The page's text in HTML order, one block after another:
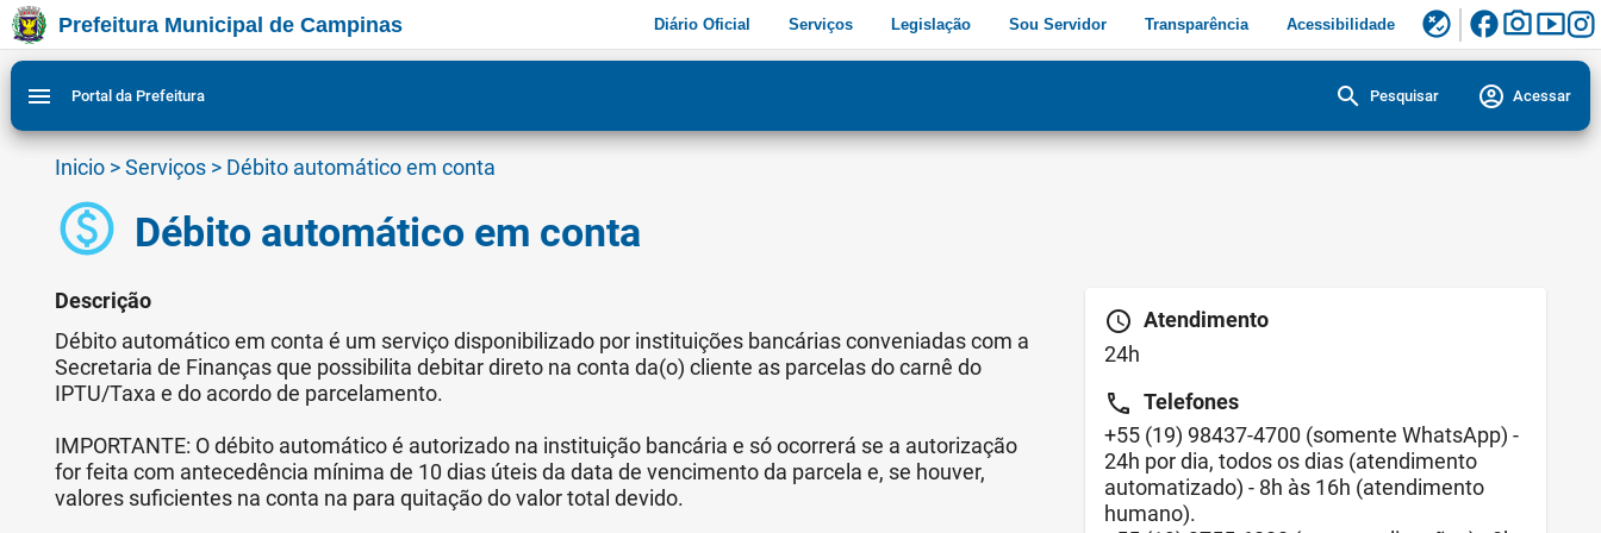
Ir para conteudo 1
Ir para menu do site da Prefeitura de Campinas
Ligar/Desligar contraste visual de tela para acessibilidade
Prefeitura Municipal de Campinas Diário Oficial Serviços Legislação Sou Servidor Transparência Acessibilidade flaky facebookphoto_camerasmart_display
menu Portal da Prefeitura search Pesquisar account_circle Acessar
Inicio>Serviços> Débito automático em conta
paid Débito automático em conta
schedule Atendimento
24h
call Telefones
+55 (19) 98437-4700 (somente WhatsApp) -
24h por dia, todos os dias (atendimento
automatizado) - 8h às 16h (atendimento
humano).
Descrição
Débito automático em conta é um serviço disponibilizado por instituições bancárias conveniadas com a
Secretaria de Finanças que possibilita debitar direto na conta da(o) cliente as parcelas do carnê do
IPTU/Taxa e do acordo de parcelamento.
IMPORTANTE: O débito automático é autorizado na instituição bancária e só ocorrerá se a autorização
for feita com antecedência mínima de 10 dias úteis da data de vencimento da parcela e, se houver,
valores suficientes na conta na para quitação do valor total devido.